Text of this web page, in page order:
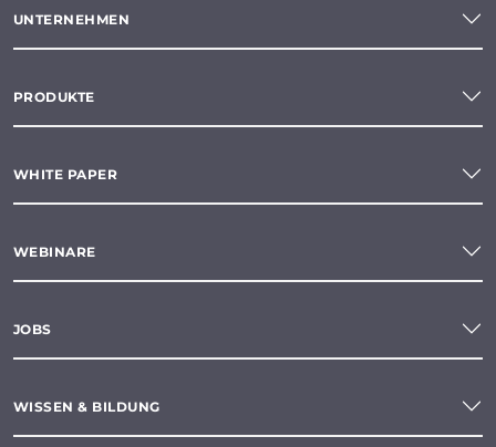
UNTERNEHMEN
PRODUKTE
WHITE PAPER
WEBINARE
JOBS
WISSEN & BILDUNG